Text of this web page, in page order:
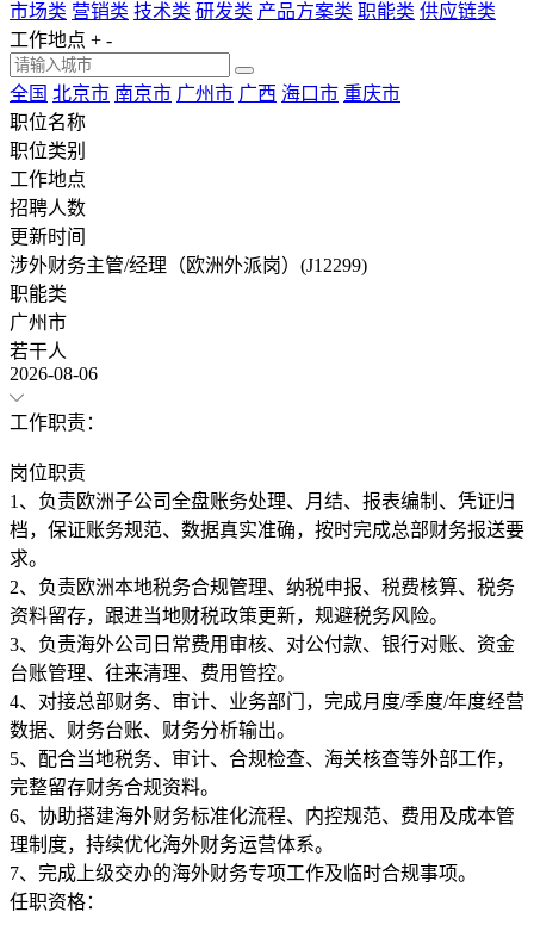
市场类 营销类 技术类 研发类 产品方案类 职能类 供应链类
工作地点 + -
全国 北京市 南京市 广州市 广西 海口市 重庆市
职位名称
职位类别
工作地点
招聘人数
更新时间
涉外财务主管/经理（欧洲外派岗）(J12299)
职能类
广州市
若干人
2026-08-06
工作职责：
岗位职责
1、负责欧洲子公司全盘账务处理、月结、报表编制、凭证归
档，保证账务规范、数据真实准确，按时完成总部财务报送要
求。
2、负责欧洲本地税务合规管理、纳税申报、税费核算、税务
资料留存，跟进当地财税政策更新，规避税务风险。
3、负责海外公司日常费用审核、对公付款、银行对账、资金
台账管理、往来清理、费用管控。
4、对接总部财务、审计、业务部门，完成月度/季度/年度经营
数据、财务台账、财务分析输出。
5、配合当地税务、审计、合规检查、海关核查等外部工作，
完整留存财务合规资料。
6、协助搭建海外财务标准化流程、内控规范、费用及成本管
理制度，持续优化海外财务运营体系。
任职资格：